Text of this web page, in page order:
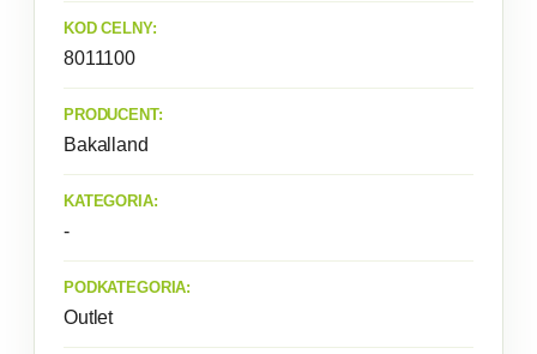
KOD CELNY:
8011100
PRODUCENT:
Bakalland
KATEGORIA:
-
PODKATEGORIA:
Outlet